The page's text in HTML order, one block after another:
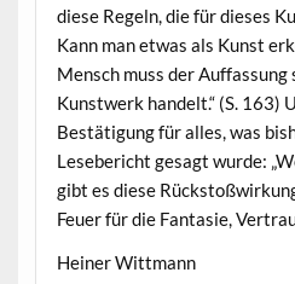
diese Regeln, die für dieses
Kann man etwas als Kunst
Mensch muss der Auffassung
Kunstwerk handelt.“ (S. 163)
Bestätigung für alles, was
Lesebericht gesagt wurde:
gibt es diese
Feuer für die Fantasie,
Heiner Wittmann